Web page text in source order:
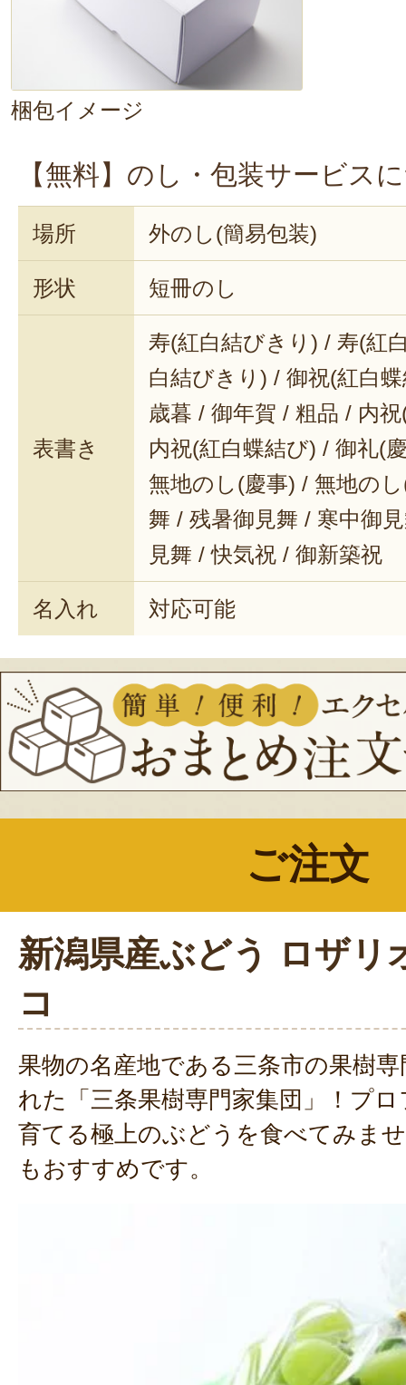
梱包イメージ
【無料】のし・包装サービス
場所 外のし(簡易包装)
形状 短冊のし
表書き
寿(紅白結びきり) / 寿(紅
白結びきり) / 御祝(紅白
歳暮 / 御年賀 / 粗品 / 内
内祝(紅白蝶結び) / 御礼(
無地のし(慶事) / 無地の
舞 / 残暑御見舞 / 寒中御
見舞 / 快気祝 / 御新築祝
名入れ 対応可能
ご注文
新潟県産ぶどう ロザリ
コ
果物の名産地である三条市の果樹
れた「三条果樹専門家集団」！プ
育てる極上のぶどうを食べてみま
もおすすめです。